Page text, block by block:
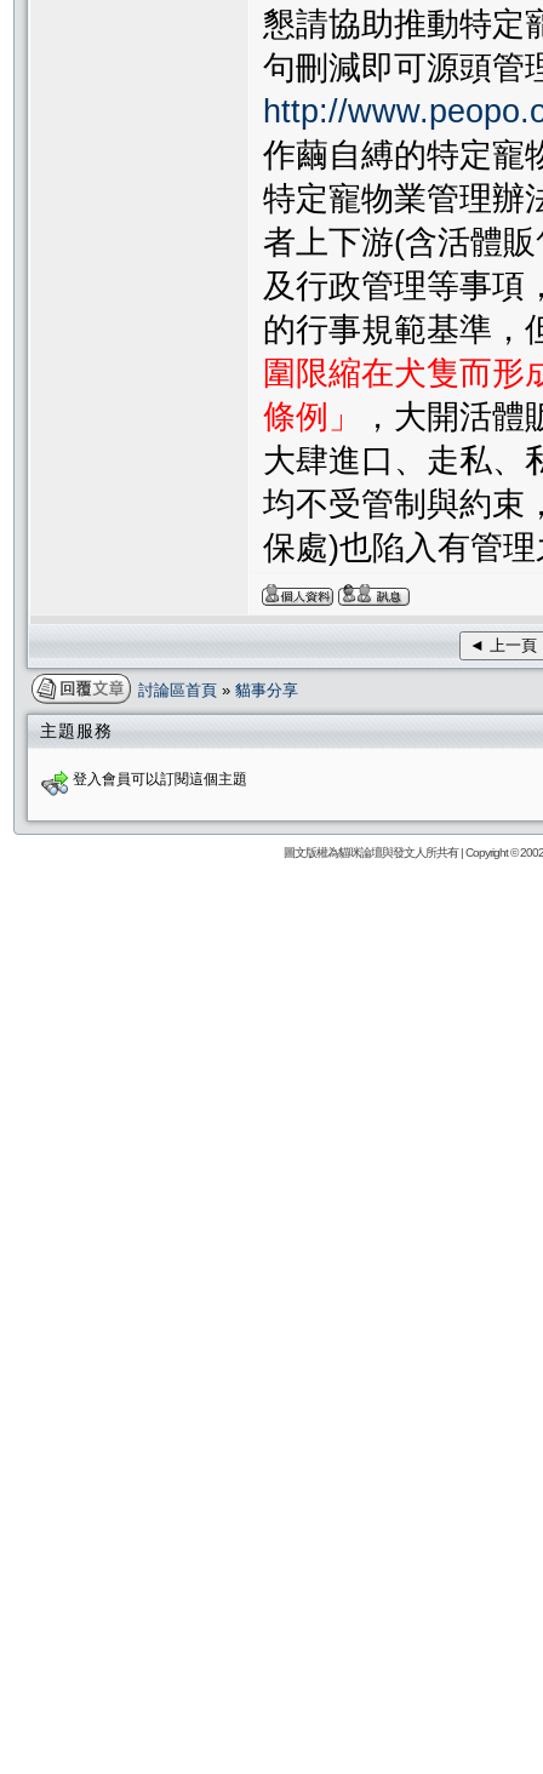
懇請協助推動特定
句刪減即可源頭管
http://
作繭自縛的特定寵
特定寵物業管理辦
者上下游(含活體
及行政管理等事項
的行事規範基準，
圍限縮在犬隻而形
條例」
，大開活
大肆進口、走私、
均不受管制與約束
保處)也陷入有管
◄ 上一頁
討論區首頁 » 貓事分享
主題服務
登入會員可以訂閱這個主題
圖文版權為貓咪論壇與發文人所共有 | Copyright ©